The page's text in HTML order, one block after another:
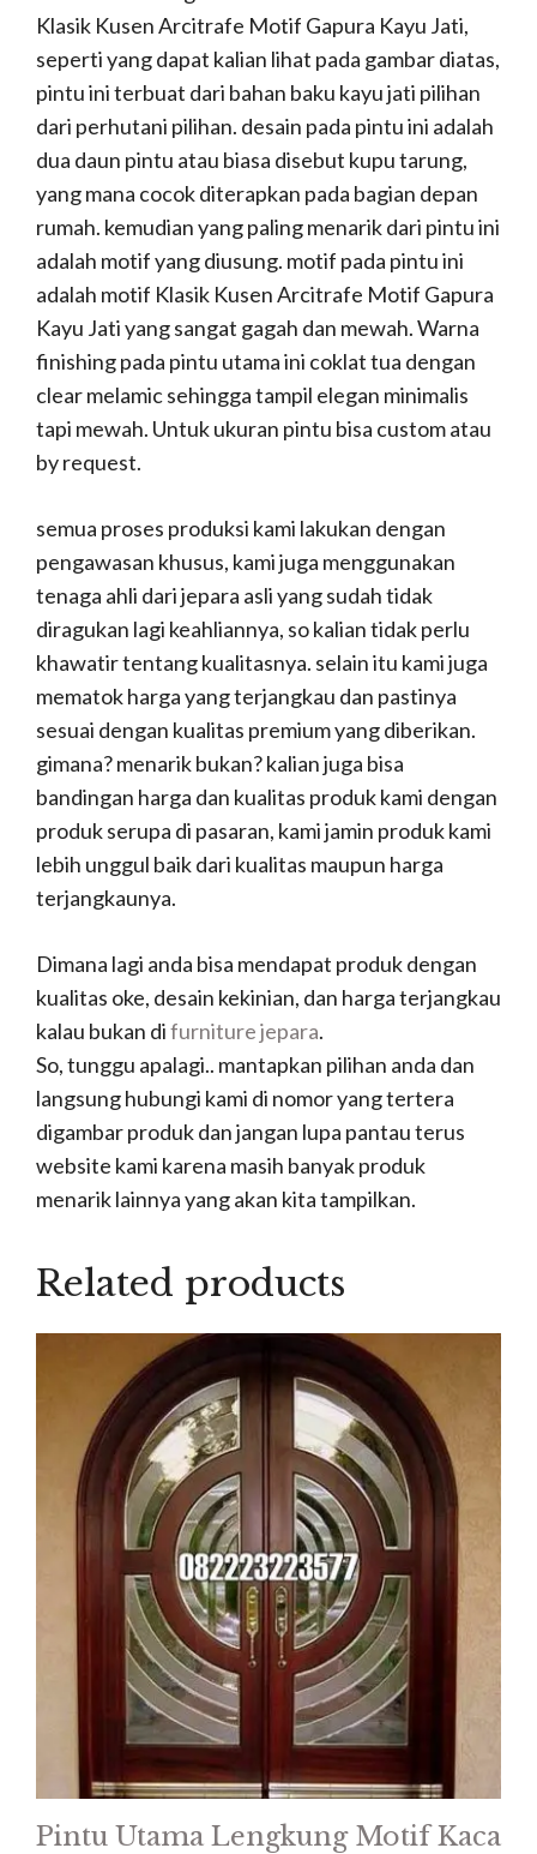
Klasik Kusen Arcitrafe Motif Gapura Kayu Jati,
seperti yang dapat kalian lihat pada gambar diatas,
pintu ini terbuat dari bahan baku kayu jati pilihan
dari perhutani pilihan. desain pada pintu ini adalah
dua daun pintu atau biasa disebut kupu tarung,
yang mana cocok diterapkan pada bagian depan
rumah. kemudian yang paling menarik dari pintu ini
adalah motif yang diusung. motif pada pintu ini
adalah motif Klasik Kusen Arcitrafe Motif Gapura
Kayu Jati yang sangat gagah dan mewah. Warna
finishing pada pintu utama ini coklat tua dengan
clear melamic sehingga tampil elegan minimalis
tapi mewah. Untuk ukuran pintu bisa custom atau
by request.
semua proses produksi kami lakukan dengan
pengawasan khusus, kami juga menggunakan
tenaga ahli dari jepara asli yang sudah tidak
diragukan lagi keahliannya, so kalian tidak perlu
khawatir tentang kualitasnya. selain itu kami juga
mematok harga yang terjangkau dan pastinya
sesuai dengan kualitas premium yang diberikan.
gimana? menarik bukan? kalian juga bisa
bandingan harga dan kualitas produk kami dengan
produk serupa di pasaran, kami jamin produk kami
lebih unggul baik dari kualitas maupun harga
terjangkaunya.
Dimana lagi anda bisa mendapat produk dengan
kualitas oke, desain kekinian, dan harga terjangkau
kalau bukan difurniture jepara.
So, tunggu apalagi.. mantapkan pilihan anda dan
langsung hubungi kami di nomor yang tertera
digambar produk dan jangan lupa pantau terus
website kami karena masih banyak produk
menarik lainnya yang akan kita tampilkan.
Related products
Pintu Utama Lengkung Motif Kaca